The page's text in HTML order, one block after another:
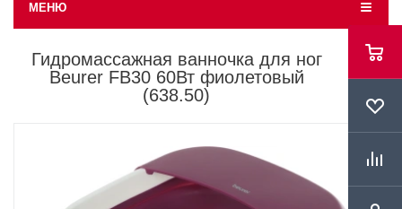
МЕНЮ
Гидромассажная ванночка для ног
Beurer FB30 60Вт фиолетовый
(638.50)